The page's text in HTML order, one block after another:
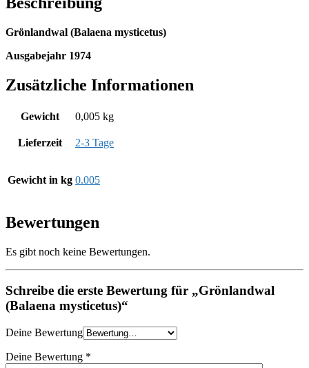
Grönlandwal (Balaena mysticetus)
Ausgabejahr 1974
Zusätzliche Informationen
Gewicht 0,005 kg
Lieferzeit 2-3 Tage
Gewicht in kg 0.005
Bewertungen
Es gibt noch keine Bewertungen.
Schreibe die erste Bewertung für „Grönlandwal
(Balaena mysticetus)“
Deine Bewertung
Deine Bewertung *